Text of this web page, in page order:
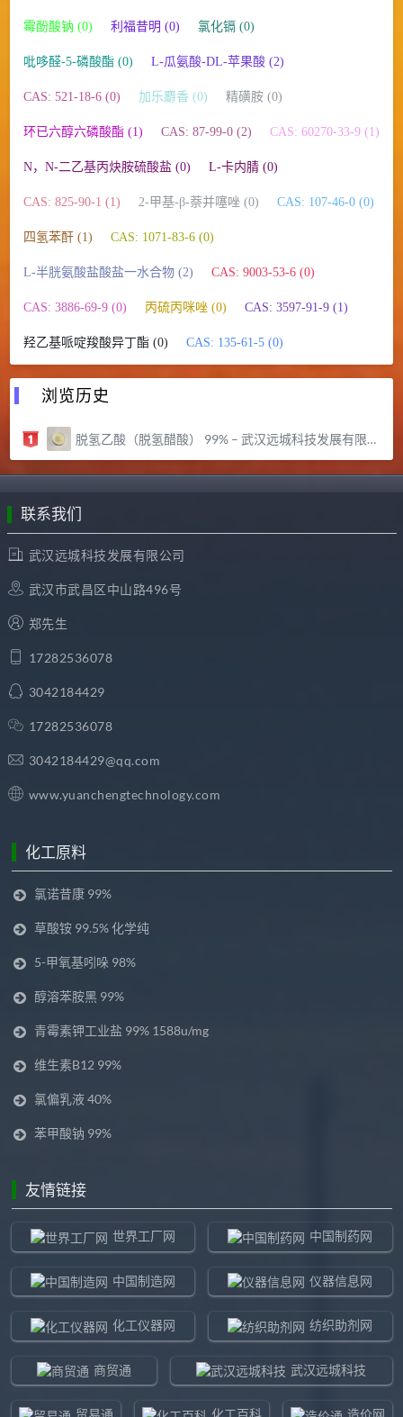
霉酚酸钠 (0) 利福昔明 (0) 氯化镉 (0)
吡哆醛-5-磷酸酯 (0) L-瓜氨酸-DL-苹果酸 (2)
CAS: 521-18-6 (0) 加乐麝香 (0) 精磺胺 (0)
环已六醇六磷酸酯 (1) CAS: 87-99-0 (2) CAS: 60270-33-9 (1)
N，N-二乙基丙炔胺硫酸盐 (0) L-卡内腈 (0)
CAS: 825-90-1 (1) 2-甲基-β-萘并噻唑 (0) CAS: 107-46-0 (0)
四氢苯酐 (1) CAS: 1071-83-6 (0)
L-半胱氨酸盐酸盐一水合物 (2) CAS: 9003-53-6 (0)
CAS: 3886-69-9 (0) 丙硫丙咪唑 (0) CAS: 3597-91-9 (1)
羟乙基哌啶羧酸异丁酯 (0) CAS: 135-61-5 (0)
浏览历史
脱氢乙酸（脱氢醋酸） 99% – 武汉远城科技发展有限公司
联系我们
武汉远城科技发展有限公司
武汉市武昌区中山路496号
郑先生
17282536078
3042184429
17282536078
3042184429@qq.com
www.yuanchengtechnology.com
化工原料
氯诺昔康 99%
草酸铵 99.5% 化学纯
5-甲氧基吲哚 98%
醇溶苯胺黑 99%
青霉素钾工业盐 99% 1588u/mg
维生素B12 99%
氯偏乳液 40%
苯甲酸钠 99%
友情链接
世界工厂网 中国制药网
中国制造网 仪器信息网
化工仪器网 纺织助剂网
商贸通 武汉远城科技